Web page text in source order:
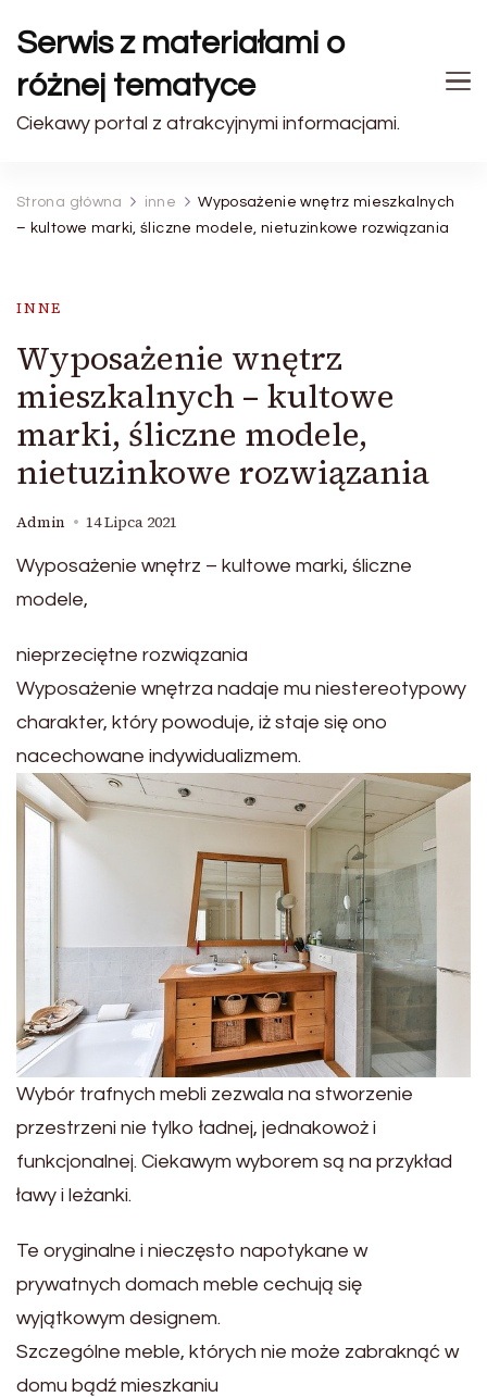
Serwis z materiałami o
różnej tematyce
Ciekawy portal z atrakcyjnymi informacjami.
Strona główna inne
Wyposażenie wnętrz mieszkalnych
– kultowe marki, śliczne modele, nietuzinkowe rozwiązania
INNE
Wyposażenie wnętrz
mieszkalnych – kultowe
marki, śliczne modele,
nietuzinkowe rozwiązania
Admin 14 Lipca 2021
Wyposażenie wnętrz – kultowe marki, śliczne
modele,
nieprzeciętne rozwiązania
Wyposażenie wnętrza nadaje mu niestereotypowy
charakter, który powoduje, iż staje się ono
nacechowane indywidualizmem.
Wybór trafnych mebli zezwala na stworzenie
przestrzeni nie tylko ładnej, jednakowoż i
funkcjonalnej. Ciekawym wyborem są na przykład
ławy i leżanki.
Te oryginalne i nieczęsto napotykane w
prywatnych domach meble cechują się
wyjątkowym designem.
Szczególne meble, których nie może zabraknąć w
domu bądź mieszkaniu